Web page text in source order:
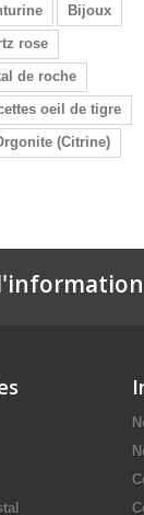
Bijoux
rose
de roche
oeil de tigre
(Citrine)